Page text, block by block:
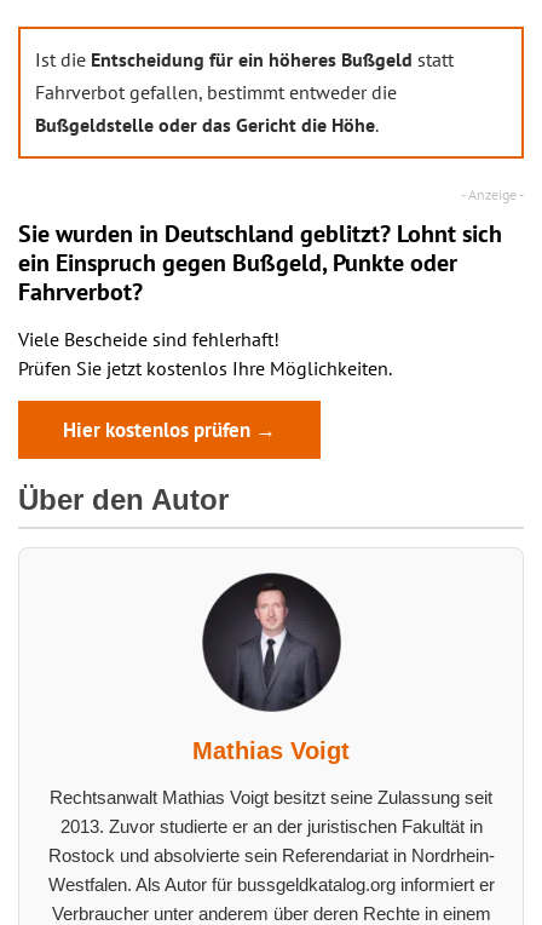
Ist die Entscheidung für ein höheres Bußgeld statt
Fahrverbot gefallen, bestimmt entweder die
Bußgeldstelle oder das Gericht die Höhe.
Sie wurden in Deutschland geblitzt? Lohnt sich
ein Einspruch gegen Bußgeld, Punkte oder
Fahrverbot?
Viele Bescheide sind fehlerhaft!
Prüfen Sie jetzt kostenlos Ihre Möglichkeiten.
Hier kostenlos prüfen →
Über den Autor
Mathias Voigt
Rechtsanwalt Mathias Voigt besitzt seine Zulassung seit
2013. Zuvor studierte er an der juristischen Fakultät in
Rostock und absolvierte sein Referendariat in Nordrhein-
Westfalen. Als Autor für bussgeldkatalog.org informiert er
Verbraucher unter anderem über deren Rechte in einem